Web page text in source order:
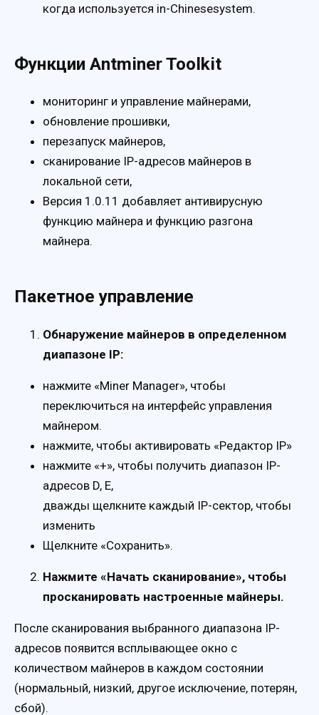
когда используется in-Chinesesystem.
Функции Antminer Toolkit
мониторинг и управление майнерами,
обновление прошивки,
перезапуск майнеров,
сканирование IP-адресов майнеров в
локальной сети,
Версия 1.0.11 добавляет антивирусную
функцию майнера и функцию разгона
майнера.
Пакетное управление
Обнаружение майнеров в определенном
диапазоне IP:
нажмите «Miner Manager», чтобы
переключиться на интерфейс управления
майнером.
нажмите, чтобы активировать «Редактор IP»
нажмите «+», чтобы получить диапазон IP-
адресов D, E,
дважды щелкните каждый IP-сектор, чтобы
изменить
Щелкните «Сохранить».
Нажмите «Начать сканирование», чтобы
просканировать настроенные майнеры.
После сканирования выбранного диапазона IP-
адресов появится всплывающее окно с
количеством майнеров в каждом состоянии
(нормальный, низкий, другое исключение, потерян,
сбой).